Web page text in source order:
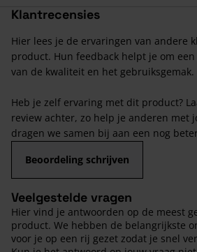
Klantrecensies
Hier lees je de ervaringen van andere
product. Hun feedback helpt je om
van de kwaliteit en het gebruiksgemak.
Heb je zelf ervaring met dit product?
review achter, zo help je anderen met
dragen we samen bij aan een nog
Beoordeling schrijven
Veelgestelde vragen
Hier vind je antwoorden op de meest
product. We hebben de belangrijkste
voor je op een rij gezet zodat je snel